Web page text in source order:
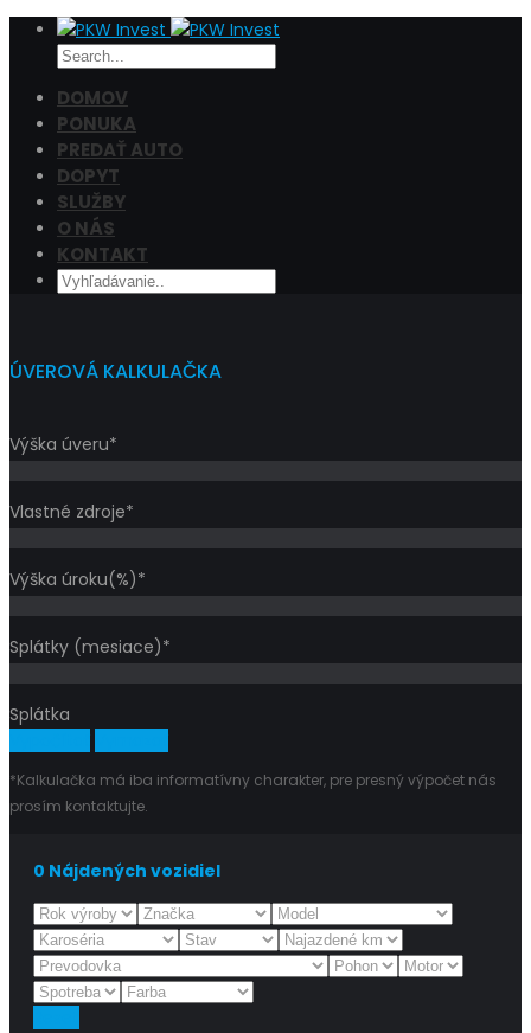
DOMOV
PONUKA
PREDAŤ AUTO
DOPYT
SLUŽBY
O NÁS
KONTAKT
Cena
Filtrovať
ÚVEROVÁ KALKULAČKA
Výška úveru*
Vlastné zdroje*
Výška úroku(%)*
Splátky (mesiace)*
Splátka
*Kalkulačka má iba informatívny charakter, pre presný výpočet nás
prosím kontaktujte.
0 Nájdených vozidiel